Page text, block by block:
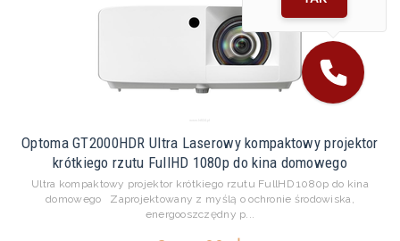
Optoma GT2000HDR Ultra Laserowy kompaktowy projektor
krótkiego rzutu FullHD 1080p do kina domowego
Ultra kompaktowy projektor krótkiego rzutu FullHD 1080p do kina
domowego Zaprojektowany z myślą o ochronie środowiska,
energooszczędny p...